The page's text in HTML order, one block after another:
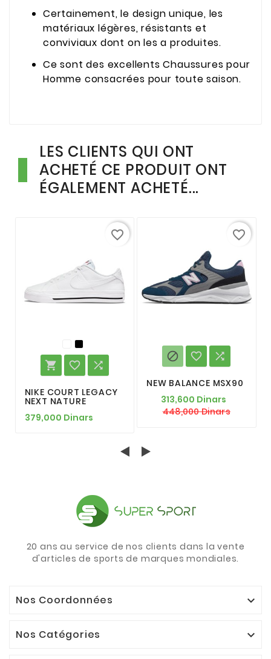
Certainement, le design unique, les
matériaux légères, résistants et
conviviaux dont on les a produites.
Ce sont des excellents Chaussures pour
Homme consacrées pour toute saison.
LES CLIENTS QUI ONT
ACHETÉ CE PRODUIT ONT
ÉGALEMENT ACHETÉ...
  
NIKE COURT LEGACY
NEXT NATURE
379,000 Dinars
favorite_border
  
NEW BALANCE MSX90
313,600 Dinars
448,000 Dinars
favorite_border
20 ans au service de nos clients dans la vente
d'articles de sports de marques mondiales.
Nos Coordonnées 
Nos Catégories 